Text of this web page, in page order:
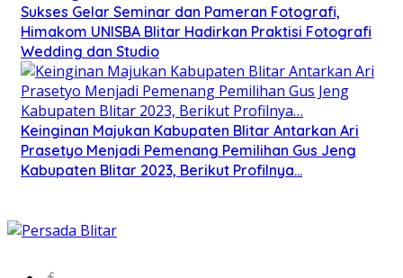
Sukses Gelar Seminar dan Pameran Fotografi,
Himakom UNISBA Blitar Hadirkan Praktisi Fotografi
Wedding dan Studio
Keinginan Majukan Kabupaten Blitar Antarkan Ari
Prasetyo Menjadi Pemenang Pemilihan Gus Jeng
Kabupaten Blitar 2023, Berikut Profilnya…